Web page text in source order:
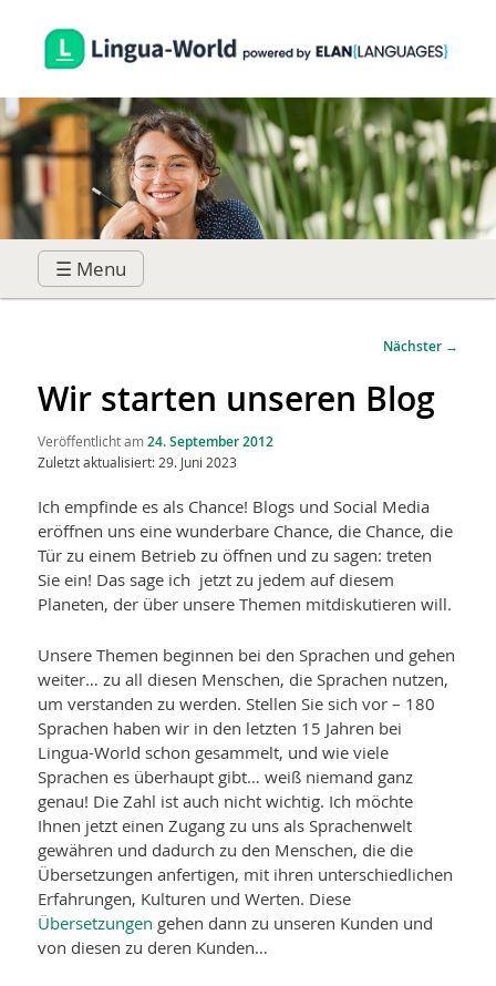
☰ Menu
Inhalt
Inhalt
Nächster →
Wir starten unseren Blog
Veröffentlicht am24. September 2012
Zuletzt aktualisiert: 29. Juni 2023
Ich empfinde es als Chance! Blogs und Social Media
eröffnen uns eine wunderbare Chance, die Chance, die
Tür zu einem Betrieb zu öffnen und zu sagen: treten
Sie ein! Das sage ich jetzt zu jedem auf diesem
Planeten, der über unsere Themen mitdiskutieren will.
Unsere Themen beginnen bei den Sprachen und gehen
weiter… zu all diesen Menschen, die Sprachen nutzen,
um verstanden zu werden. Stellen Sie sich vor – 180
Sprachen haben wir in den letzten 15 Jahren bei
Lingua-World schon gesammelt, und wie viele
Sprachen es überhaupt gibt… weiß niemand ganz
genau! Die Zahl ist auch nicht wichtig. Ich möchte
Ihnen jetzt einen Zugang zu uns als Sprachenwelt
gewähren und dadurch zu den Menschen, die die
Übersetzungen anfertigen, mit ihren unterschiedlichen
Erfahrungen, Kulturen und Werten. Diese
Übersetzungen gehen dann zu unseren Kunden und
von diesen zu deren Kunden…